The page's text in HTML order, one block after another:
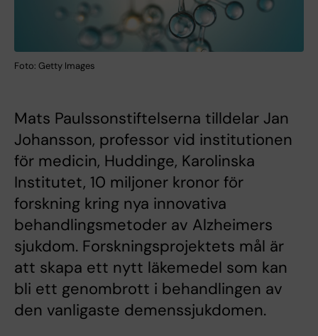
Foto: Getty Images
Mats Paulssonstiftelserna tilldelar Jan
Johansson, professor vid institutionen
för medicin, Huddinge, Karolinska
Institutet, 10 miljoner kronor för
forskning kring nya innovativa
behandlingsmetoder av Alzheimers
sjukdom. Forskningsprojektets mål är
att skapa ett nytt läkemedel som kan
bli ett genombrott i behandlingen av
den vanligaste demenssjukdomen.